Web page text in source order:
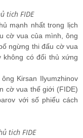
tich FIDE
mạnh nhất trong lịch
cờ vua của mình, ông
ngừng thi đấu cờ vua
không có đối thủ xứng
Kirsan Ilyumzhinov
cờ vua thế giới (FIDE)
với số phiếu cách
tich FIDE